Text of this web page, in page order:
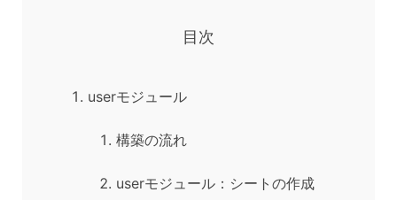
目次
userモジュール
構築の流れ
userモジュール：シートの作成